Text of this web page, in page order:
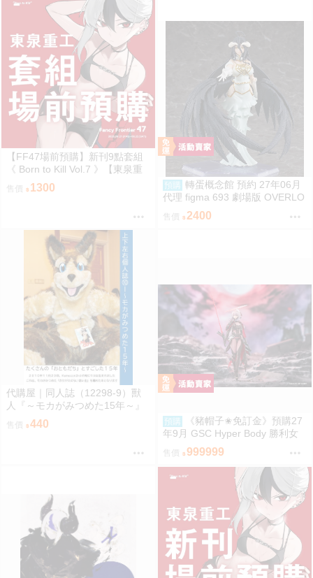
【FF47場前預購】新刊9點套組
《 Born to Kill Vol.7 》【東泉重
工】[ 蔚藍檔案 ブルアカ / 鬼方佳
世子 カヨコ ]
1300 預購
轉蛋概念館 預約 27年06月
代理 figma 693 劇場版 OVERLO
RD 聖王國篇 雅兒貝德 免訂金
2400
代購屋｜同人誌（12298-9）獸
人『～モカがみつめた15年～』
上下左右 ふちなし印刷
售價 440 預購
《豬帽子✬免訂金》預購27
年9月 GSC Hyper Body 勝利女
神：妮姬 紅蓮：暗影 0913
售價 999999